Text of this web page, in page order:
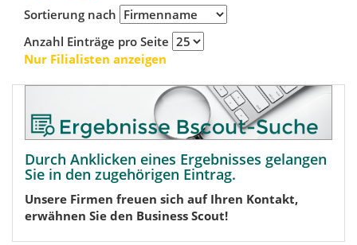
Sortierung nach
Anzahl Einträge pro Seite
Nur Filialisten anzeigen
Durch Anklicken eines Ergebnisses gelangen
Sie in den zugehörigen Eintrag.
Unsere Firmen freuen sich auf Ihren Kontakt,
erwähnen Sie den Business Scout!